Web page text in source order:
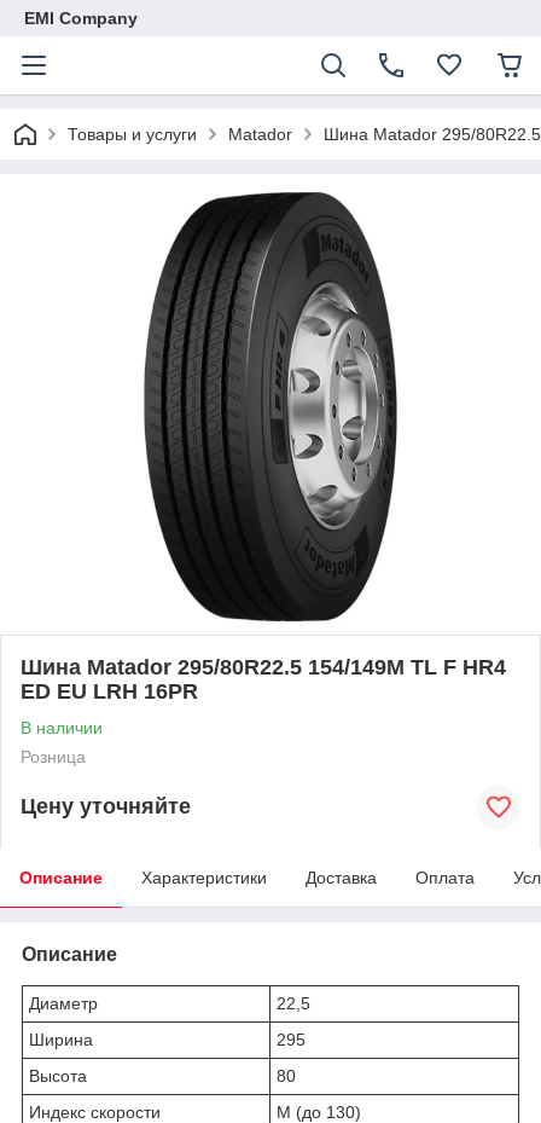
EMI Company
Товары и услуги Matador Шина Matador 295/
Шина Matador 295/80R22.5 154/149M TL F HR4
ED EU LRH 16PR
В наличии
Розница
Цену уточняйте
Описание Характеристики Доставка Оплата
Описание
Диаметр
22,5
Ширина
295
Высота
80
Индекс скорости
M (до 130)